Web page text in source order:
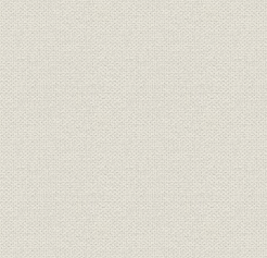
方針 中・長期経営計画 1986.11
長年頭挨拶骨子 1987(昭和
ストラクチャリングの展開
1986(昭
年度